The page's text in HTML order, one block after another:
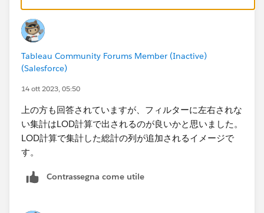
クを添付いただく際は、データソースを同梱したパッケ
ージドワークブック（拡張子 .twb
い。
パッケージド ワークブック - Tableau
Tableau Community Forums Member (Inactive)
(Salesforce)
14 ott 2023, 05:50
上の方も回答されていますが、フィルターに左右されな
い集計はLOD計算で出されるのが良いかと思いました。
LOD計算で集計した総計の列が追加されるイメージで
す。
Contrassegna come utile